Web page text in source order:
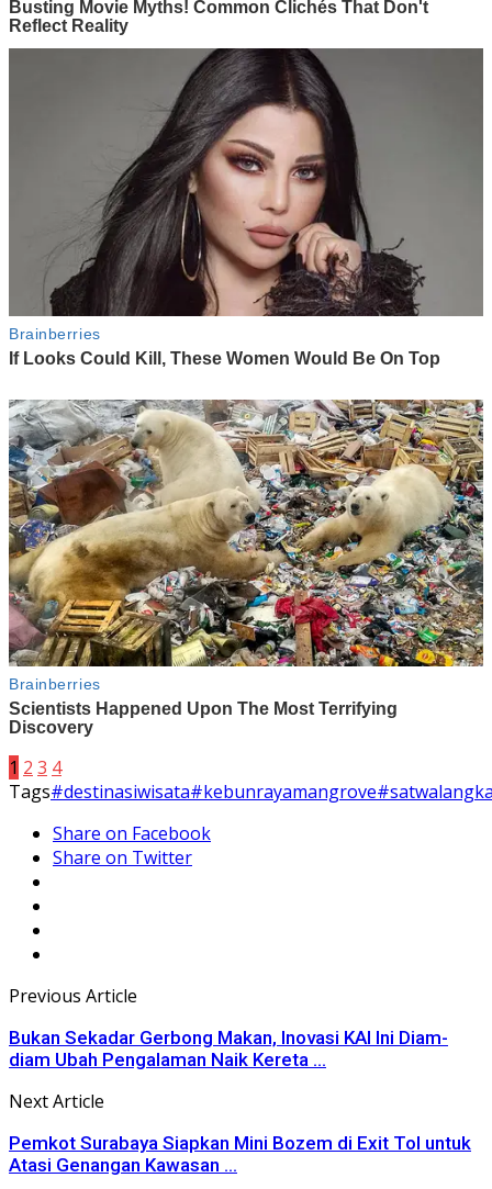
1 2 3 4
Tags#destinasiwisata#kebunrayamangrove
Share on Facebook
Share on Twitter
Previous Article
Bukan Sekadar Gerbong Makan, Inovasi KAI Ini Diam-
diam Ubah Pengalaman Naik Kereta ...
Next Article
Pemkot Surabaya Siapkan Mini Bozem di Exit Tol untuk
Atasi Genangan Kawasan ...